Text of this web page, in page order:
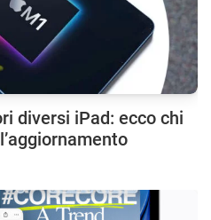
diversi iPad: ecco chi